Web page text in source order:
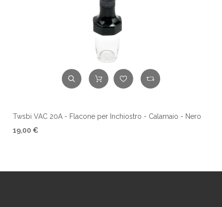
Twsbi VAC 20A - Flacone per Inchiostro - Calamaio - Nero
19,00 €